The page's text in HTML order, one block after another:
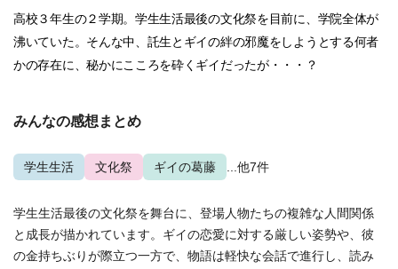
高校３年生の２学期。学生生活最後の文化祭を目前に、学院全体が
沸いていた。そんな中、託生とギイの絆の邪魔をしようとする何者
かの存在に、秘かにこころを砕くギイだったが・・・？
みんなの感想まとめ
学生生活 文化祭 ギイの葛藤 ...他7件
学生生活最後の文化祭を舞台に、登場人物たちの複雑な人間関係
と成長が描かれています。ギイの恋愛に対する厳しい姿勢や、彼
の金持ちぶりが際立つ一方で、物語は軽快な会話で進行し、読み